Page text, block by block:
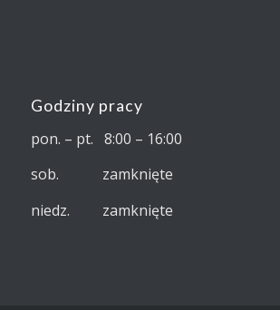
Godziny pracy
pon. – pt. 8:00 – 16:00
sob. zamknięte
niedz. zamknięte